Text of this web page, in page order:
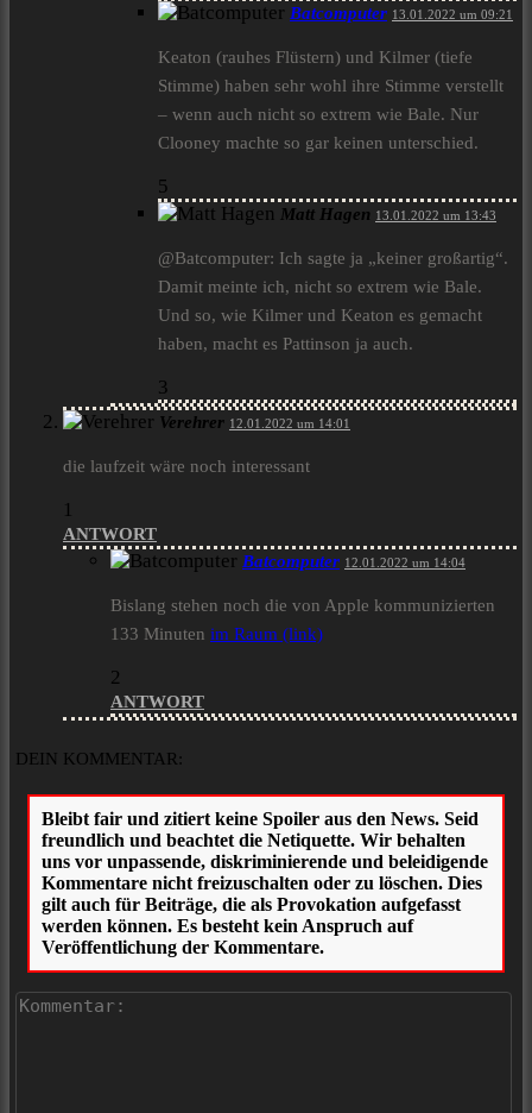
Batcomputer 13.01.2022 um 09:21
Keaton (rauhes Flüstern) und Kilmer (tiefe
Stimme) haben sehr wohl ihre Stimme verstellt
– wenn auch nicht so extrem wie Bale. Nur
Clooney machte so gar keinen unterschied.
5
Matt Hagen 13.01.2022 um 13:43
@Batcomputer: Ich sagte ja „keiner großartig“.
Damit meinte ich, nicht so extrem wie Bale.
Und so, wie Kilmer und Keaton es gemacht
haben, macht es Pattinson ja auch.
3
Verehrer 12.01.2022 um 14:01
die laufzeit wäre noch interessant
1
ANTWORT
Batcomputer 12.01.2022 um 14:04
Bislang stehen noch die von Apple kommunizierten
133 Minuten im Raum (link)
2
ANTWORT
DEIN KOMMENTAR: